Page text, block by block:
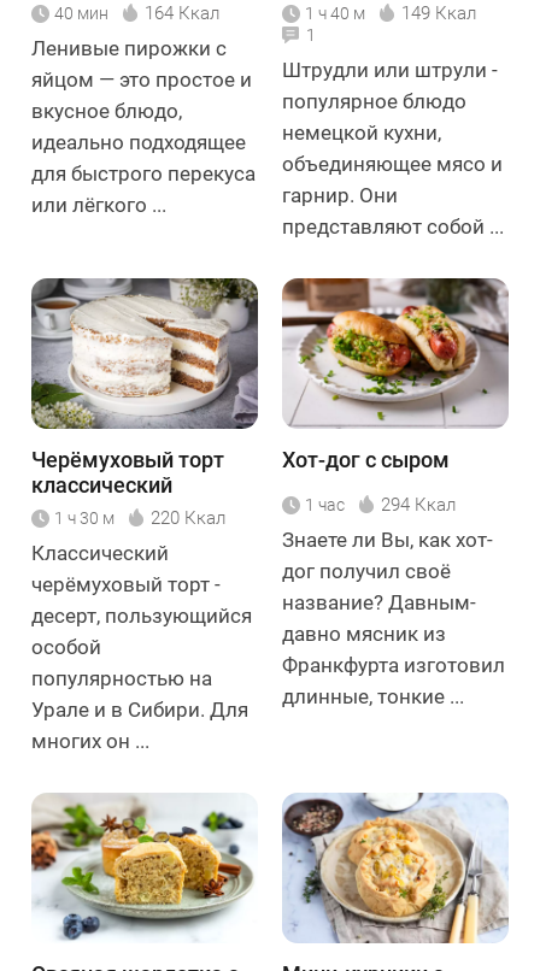
40 мин 164 Ккал
Ленивые пирожки с
яйцом — это простое и
вкусное блюдо,
идеально подходящее
для быстрого перекуса
или лёгкого ...
1 ч 40 м 149 Ккал
1
Штрудли или штрули -
популярное блюдо
немецкой кухни,
объединяющее мясо и
гарнир. Они
представляют собой ...
Черёмуховый торт
классический
1 ч 30 м 220 Ккал
Классический
черёмуховый торт -
десерт, пользующийся
особой
популярностью на
Урале и в Сибири. Для
многих он ...
Хот-дог с сыром
1 час 294 Ккал
Знаете ли Вы, как хот-
дог получил своё
название? Давным-
давно мясник из
Франкфурта изготовил
длинные, тонкие ...